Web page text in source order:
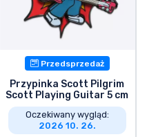
Przedsprzedaż
Przypinka Scott Pilgrim
Scott Playing Guitar 5 cm
Oczekiwany wygląd:
2026 10. 26.